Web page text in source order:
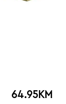
64.95KM